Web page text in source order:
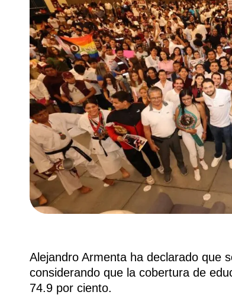
Alejandro Armenta ha declarado que
considerando que la cobertura de
74.9 por ciento.